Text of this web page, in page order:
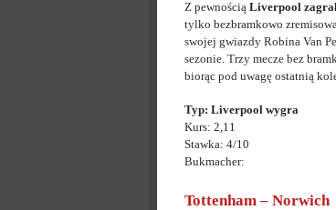
Z pewnością Liverpool
tylko bezbramkowo
swojej gwiazdy Robina Van
sezonie. Trzy mecze bez
biorąc pod uwagę ostatnią
Typ: Liverpool wygra
Kurs: 2,11
Stawka: 4/10
Bukmacher:
Tottenham – Norwich